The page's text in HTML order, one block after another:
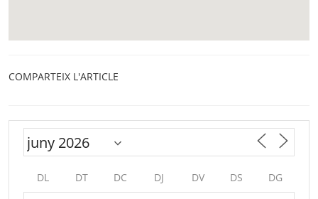
COMPARTEIX L'ARTICLE
DL DT DC DJ DV DS DG